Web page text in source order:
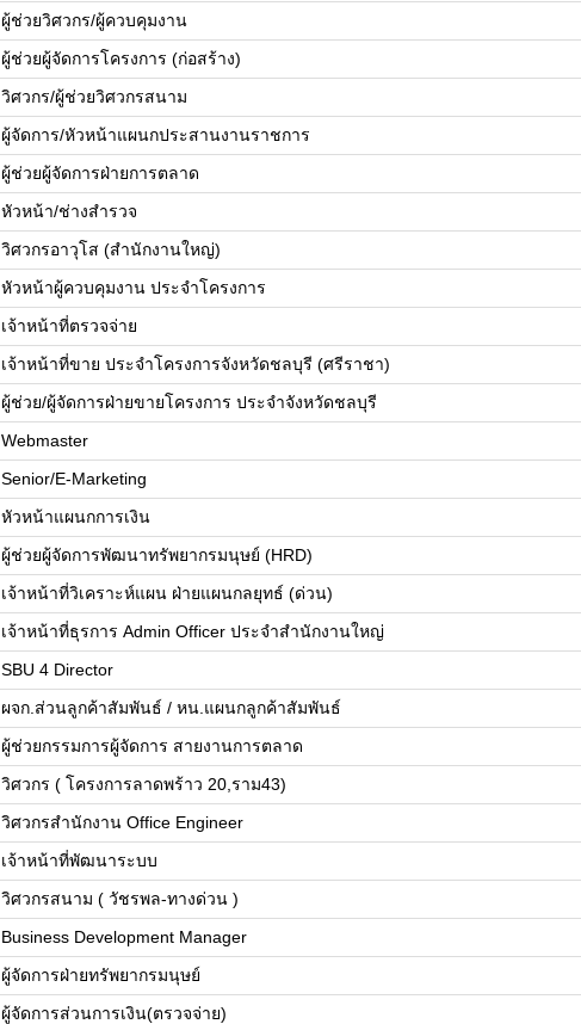
ผู้ช่วยวิศวกร/ผู้ควบคุมงาน
ผู้ช่วยผู้จัดการโครงการ (ก่อสร้าง)
วิศวกร/ผู้ช่วยวิศวกรสนาม
ผู้จัดการ/หัวหน้าแผนกประสานงานราชการ
ผู้ช่วยผู้จัดการฝ่ายการตลาด
หัวหน้า/ช่างสำรวจ
วิศวกรอาวุโส (สำนักงานใหญ่)
หัวหน้าผู้ควบคุมงาน ประจำโครงการ
เจ้าหน้าที่ตรวจจ่าย
เจ้าหน้าที่ขาย ประจำโครงการจังหวัดชลบุรี (ศรีราชา)
ผู้ช่วย/ผู้จัดการฝ่ายขายโครงการ ประจำจังหวัดชลบุรี
Webmaster
Senior/E-Marketing
หัวหน้าแผนกการเงิน
ผู้ช่วยผู้จัดการพัฒนาทรัพยากรมนุษย์ (HRD)
เจ้าหน้าที่วิเคราะห์แผน ฝ่ายแผนกลยุทธ์ (ด่วน)
เจ้าหน้าที่ธุรการ Admin Officer ประจำสำนักงานใหญ่
SBU 4 Director
ผจก.ส่วนลูกค้าสัมพันธ์ / หน.แผนกลูกค้าสัมพันธ์
ผู้ช่วยกรรมการผู้จัดการ สายงานการตลาด
วิศวกร ( โครงการลาดพร้าว 20,ราม43)
วิศวกรสำนักงาน Office Engineer
เจ้าหน้าที่พัฒนาระบบ
วิศวกรสนาม ( วัชรพล-ทางด่วน )
Business Development Manager
ผู้จัดการฝ่ายทรัพยากรมนุษย์
ผู้จัดการส่วนการเงิน(ตรวจจ่าย)